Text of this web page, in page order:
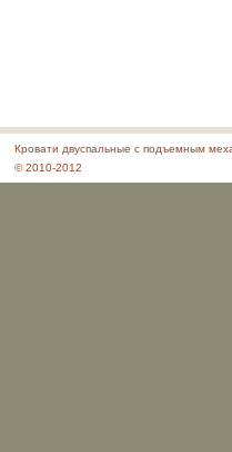
Кровати двуспальные с подъемным
© 2010-2012